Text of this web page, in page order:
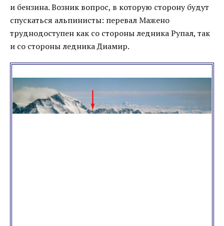
и бензина. Возник вопрос, в которую сторону будут
спускаться альпинисты: перевал Мажено
труднодоступен как со стороны ледника Рупал, так
и со стороны ледника Диамир.